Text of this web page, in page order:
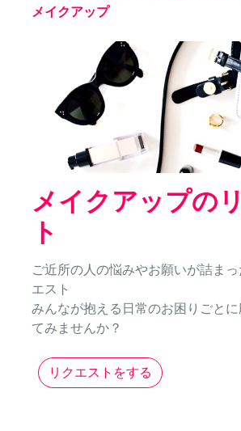
メイクアップ
メイクアップの
ト
ご近所の人の悩みやお願いが詰ま
エスト
みんなが抱える日常のお困りごと
てみませんか？
リクエストをする